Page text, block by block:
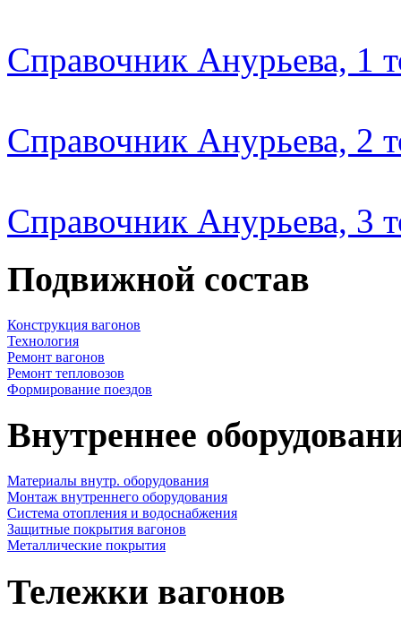
Справочник Анурьева, 1
Справочник Анурьева, 2
Справочник Анурьева, 3
Подвижной состав
Конструкция вагонов
Технология
Ремонт вагонов
Ремонт тепловозов
Формирование поездов
Внутреннее
Материалы внутр. оборудования
Монтаж внутреннего оборудования
Cистема отопления и водоснабжения
Защитные покрытия вагонов
Металлические покрытия
Тележки вагонов